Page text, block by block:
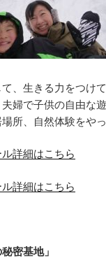
、生きる力をつけ
婦で子供の自由な
所、自然体験をやっ
詳細はこちら
詳細はこちら
密基地」